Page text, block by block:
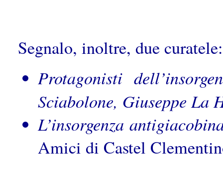
Segnalo, inoltre, due
Protagonisti
Sciabolone, Giuseppe La
L’insorgenza
Amici di Castel